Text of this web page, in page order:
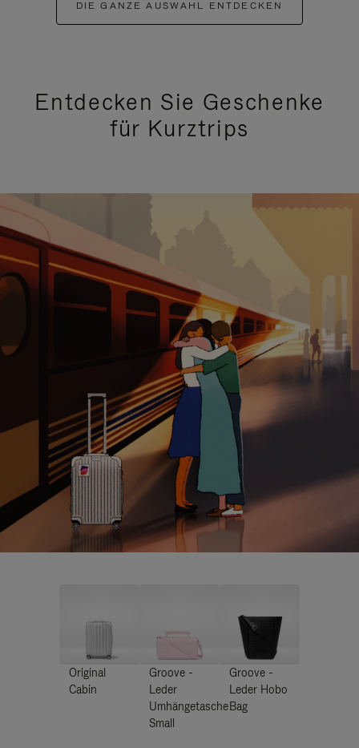
DIE GANZE AUSWAHL ENTDECKEN
Entdecken Sie Geschenke
für Kurztrips
Original
Cabin
Groove -
Leder
Umhängetasche
Small
Groove -
Leder Hobo
Bag